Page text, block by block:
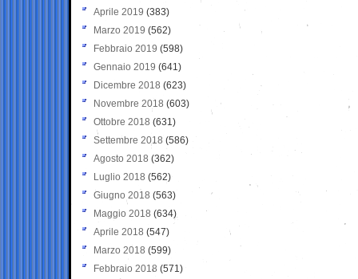
Aprile 2019 (383)
Marzo 2019 (562)
Febbraio 2019 (598)
Gennaio 2019 (641)
Dicembre 2018 (623)
Novembre 2018 (603)
Ottobre 2018 (631)
Settembre 2018 (586)
Agosto 2018 (362)
Luglio 2018 (562)
Giugno 2018 (563)
Maggio 2018 (634)
Aprile 2018 (547)
Marzo 2018 (599)
Febbraio 2018 (571)